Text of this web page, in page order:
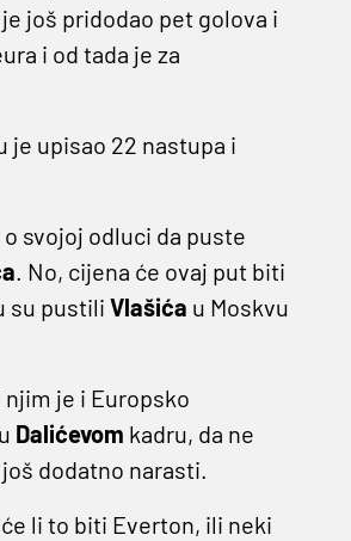
još pridodao pet golova i
i od tada je za
je upisao 22 nastupa i
svojoj odluci da puste
. No, cijena će ovaj put biti
su pustili Vlašića u Moskvu
je i Europsko
Dalićevom kadru, da ne
dodatno narasti.
li to biti Everton, ili neki